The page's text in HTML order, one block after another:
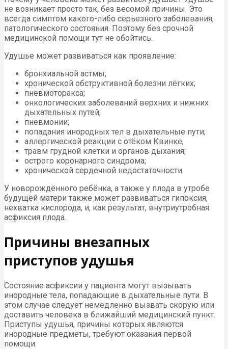
не возникает просто так, без весомой причины. Это
всегда симптом какого-либо серьезного заболевания,
патологического состояния. Поэтому без срочной
медицинской помощи тут не обойтись.
Удушье может развиваться как проявление:
бронхиальной астмы;
хронической обструктивной болезни лёгких;
пневмоторакса;
онкологических заболеваний верхних и нижних
дыхательных путей;
пневмонии;
попадания инородных тел в дыхательные пути;
аллергической реакции с отёком Квинке;
травм грудной клетки и органов дыхания;
острого коронарного синдрома;
хронической сердечной недостаточности.
У новорождённого ребёнка, а также у плода в утробе
будущей матери также может развиваться гипоксия,
нехватка кислорода, и, как результат, внутриутробная
асфиксия плода.
Причины внезапных
приступов удушья
Состояние асфиксии у пациента могут вызывать
инородные тела, попадающие в дыхательные пути. В
этом случае следует немедленно вызвать скорую или
доставить человека в ближайший медицинский пункт.
Приступы удушья, причины которых являются
инородные предметы, требуют оказания первой
помощи.